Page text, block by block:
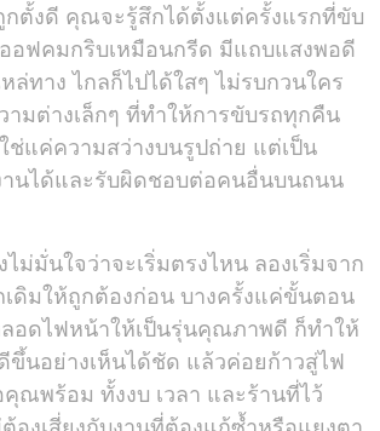
กตั้งดี คุณจะรู้สึกได้ตั้งแต่ครั้งแรกที่ขับ
อฟคมกริบเหมือนกรีด มีแถบแสงพอดี
ล่ทาง ไกลก็ไปได้ใสๆ ไม่รบกวนใคร
มต่างเล็กๆ ที่ทำให้การขับรถทุกคืน
ช่แค่ความสว่างบนรูปถ่าย แต่เป็น
านได้และรับผิดชอบต่อคนอื่นบนถนน
ม่มั่นใจว่าจะเริ่มตรงไหน ลองเริ่มจาก
ดิมให้ถูกต้องก่อน บางครั้งแค่ขั้นตอน
อดไฟหน้าให้เป็นรุ่นคุณภาพดี ก็ทำให้
นอย่างเห็นได้ชัด แล้วค่อยก้าวสู่ไฟ
คุณพร้อม ทั้งงบ เวลา และร้านที่ไว้